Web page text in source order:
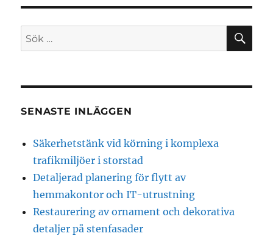
Sök
efter:
SENASTE INLÄGGEN
Säkerhetstänk vid körning i komplexa
trafikmiljöer i storstad
Detaljerad planering för flytt av
hemmakontor och IT-utrustning
Restaurering av ornament och dekorativa
detaljer på stenfasader